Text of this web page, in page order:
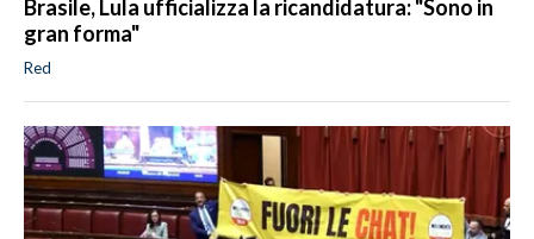
Brasile, Lula ufficializza la ricandidatura: "Sono in
gran forma"
Red